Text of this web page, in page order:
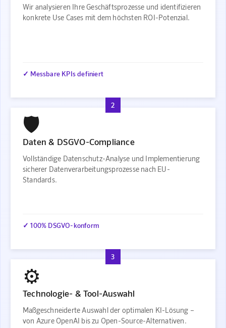
Wir analysieren Ihre Geschäftsprozesse und identifizieren
konkrete Use Cases mit dem höchsten ROI-Potenzial.
✓ Messbare KPIs definiert
2
🛡️
Daten & DSGVO-Compliance
Vollständige Datenschutz-Analyse und Implementierung
sicherer Datenverarbeitungsprozesse nach EU-
Standards.
✓ 100% DSGVO-konform
3
⚙️
Technologie- & Tool-Auswahl
Maßgeschneiderte Auswahl der optimalen KI-Lösung –
von Azure OpenAI bis zu Open-Source-Alternativen.